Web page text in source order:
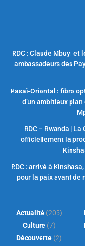
RDC : Claude Mbuyi et
ambassadeurs des
Kasaï-Oriental : fibre
d’un ambitieux
RDC – Rwanda |
officiellement la
RDC : arrivé à
pour la paix avant de
Actualité(205)
Culture (7)
Découverte (2)